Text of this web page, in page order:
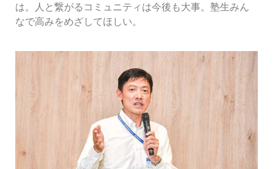
は。人と繋がるコミュニティは今後も大事。塾生みん
なで高みをめざしてほしい。